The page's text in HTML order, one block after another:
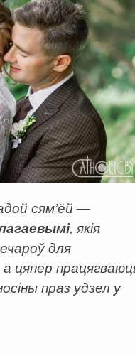
сям’ёй —
, якія
для
цяпер
праз удзел у